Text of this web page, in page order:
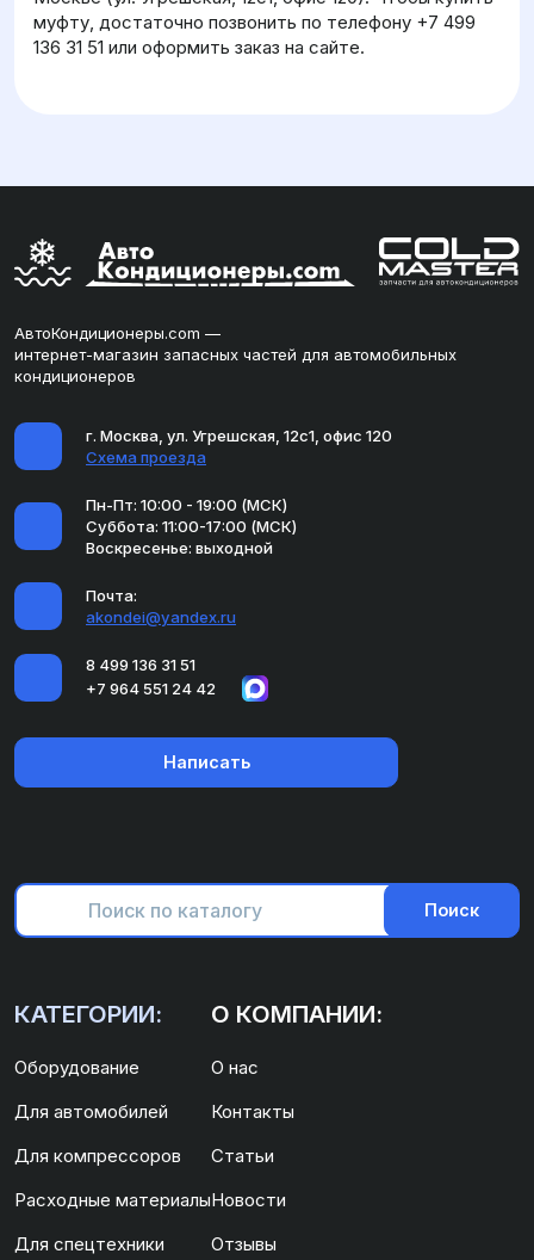
муфту, достаточно позвонить по телефону +7 499
136 31 51 или оформить заказ на сайте.
АвтоКондиционеры.com —
интернет-магазин запасных частей для автомобильных
кондиционеров
г. Москва, ул. Угрешская, 12с1, офис 120
Схема проезда
Пн-Пт: 10:00 - 19:00 (МСК)
Суббота: 11:00-17:00 (МСК)
Воскресенье: выходной
Почта:
akondei@yandex.ru
8 499 136 31 51
+7 964 551 24 42
Написать
Поиск
КАТЕГОРИИ:
Оборудование
Для автомобилей
Для компрессоров
Расходные материалы
Для спецтехники
О КОМПАНИИ:
О нас
Контакты
Статьи
Новости
Отзывы